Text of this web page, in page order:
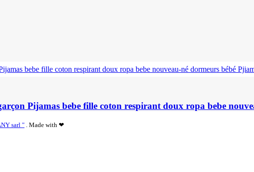
Pijamas bebe fille coton respirant doux ropa bebe
sarl " . Made with ❤